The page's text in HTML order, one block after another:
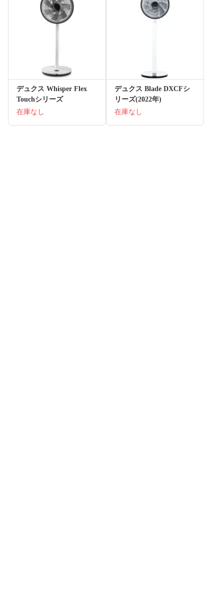
デュクス Whisper Flex
Touchシリーズ
在庫なし
デュクス Blade DXCFシ
リーズ(2022年)
在庫なし